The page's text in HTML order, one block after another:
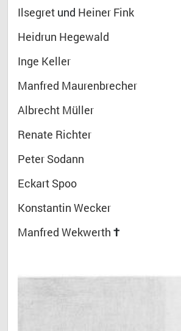
Ilsegret und Heiner Fink
Heidrun Hegewald
Inge Keller
Manfred Maurenbrecher
Albrecht Müller
Renate Richter
Peter Sodann
Eckart Spoo
Konstantin Wecker
Manfred Wekwerth †